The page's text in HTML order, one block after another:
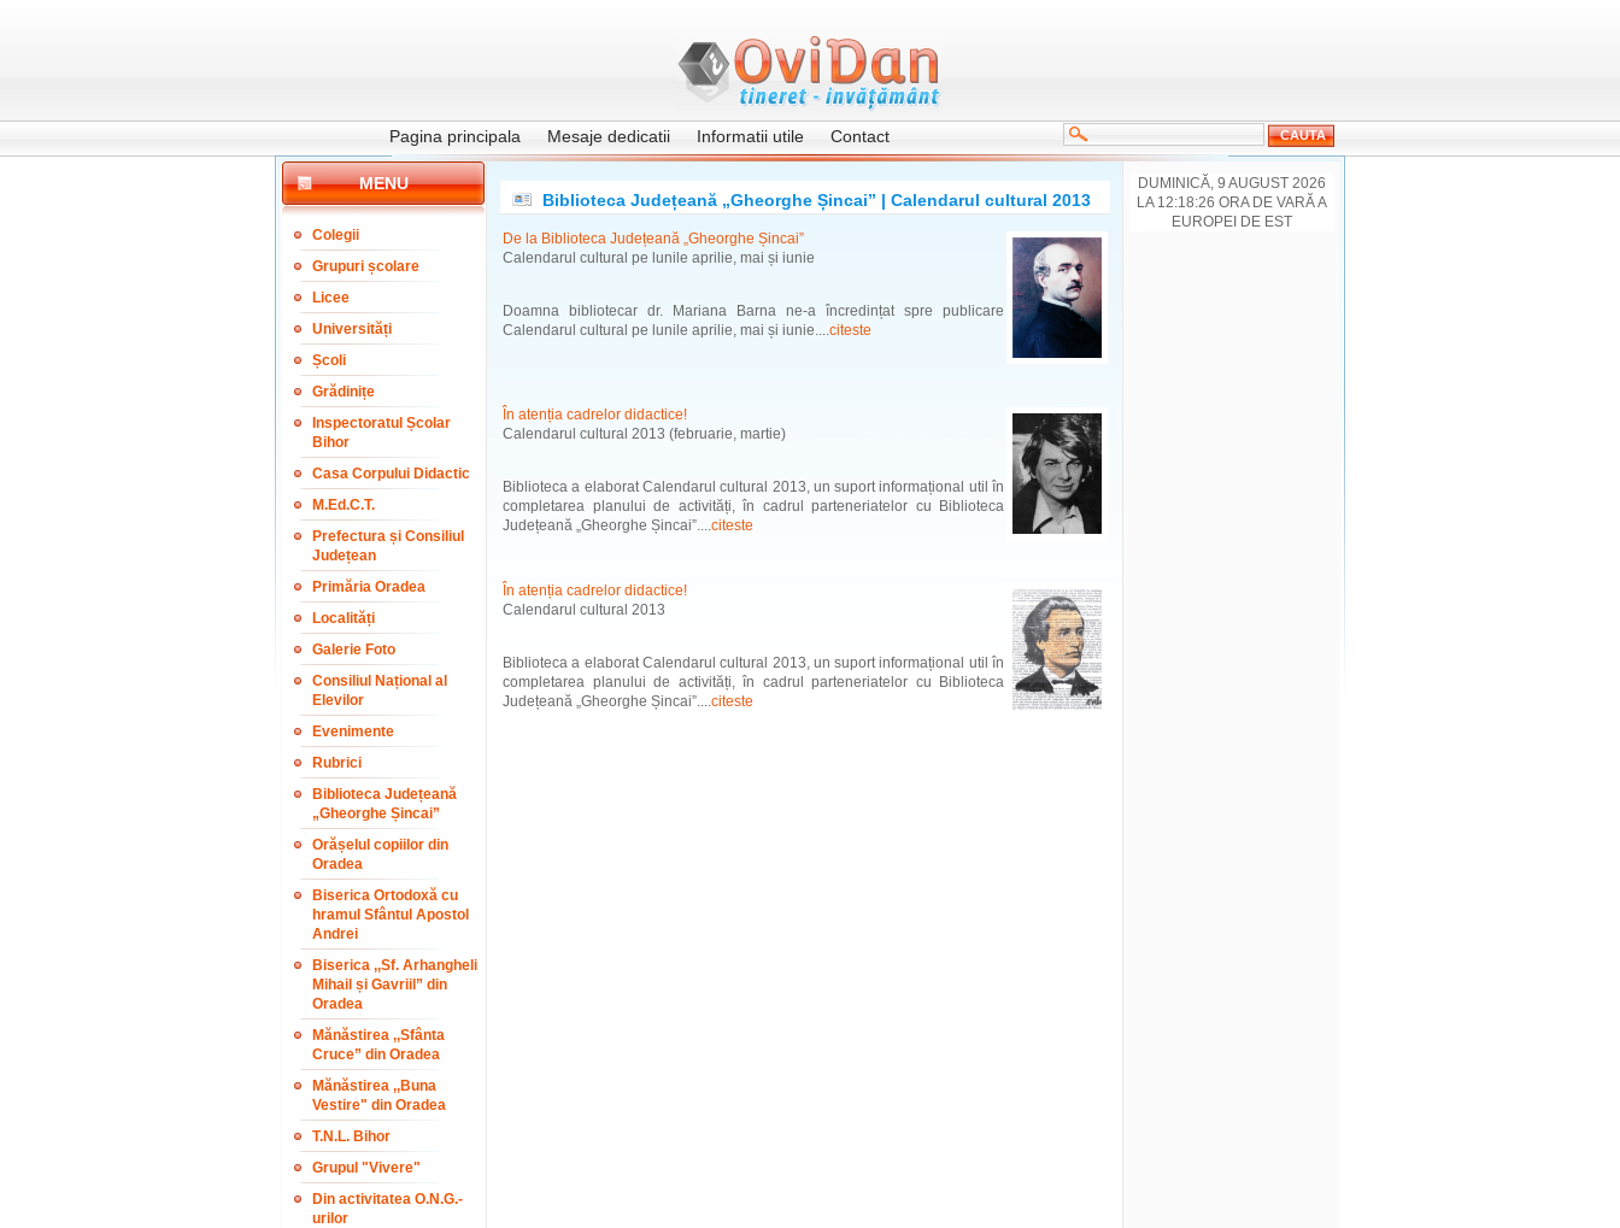
Pagina principala Mesaje dedicatii Informatii utile Contact
MENU
Colegii
Grupuri școlare
Licee
Universități
Școli
Grădinițe
Inspectoratul Școlar
Bihor
Casa Corpului Didactic
M.Ed.C.T.
Prefectura și Consiliul
Județean
Primăria Oradea
Localități
Galerie Foto
Consiliul Național al
Elevilor
Evenimente
Rubrici
Biblioteca Județeană
„Gheorghe Șincai”
Orășelul copiilor din
Oradea
Biserica Ortodoxă cu
hramul Sfântul Apostol
Andrei
Biserica ,,Sf. Arhangheli
Mihail și Gavriil” din
Oradea
Mănăstirea ,,Sfânta
Cruce” din Oradea
Mănăstirea ,,Buna
Vestire" din Oradea
T.N.L. Bihor
Grupul "Vivere"
Din activitatea O.N.G.-
urilor
Biblioteca Județeană „Gheorghe Șincai” | Calendarul cultural 2013
De la Biblioteca Județeană „Gheorghe Șincai”
Calendarul cultural pe lunile aprilie, mai și iunie
Doamna bibliotecar dr. Mariana Barna ne-a încredințat spre publicare
Calendarul cultural pe lunile aprilie, mai și iunie....citeste
În atenția cadrelor didactice!
Calendarul cultural 2013 (februarie, martie)
Biblioteca a elaborat Calendarul cultural 2013, un suport informațional util în
completarea planului de activități, în cadrul parteneriatelor cu Biblioteca
Județeană „Gheorghe Șincai”....citeste
În atenția cadrelor didactice!
Calendarul cultural 2013
Biblioteca a elaborat Calendarul cultural 2013, un suport informațional util în
completarea planului de activități, în cadrul parteneriatelor cu Biblioteca
Județeană „Gheorghe Șincai”....citeste
DUMINICĂ, 9 AUGUST 2026
LA 12:18:26 ORA DE VARĂ A
EUROPEI DE EST